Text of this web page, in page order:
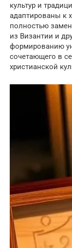
культур и
адаптированы к
полностью
из Византии и
формированию
сочетающего в
христианской